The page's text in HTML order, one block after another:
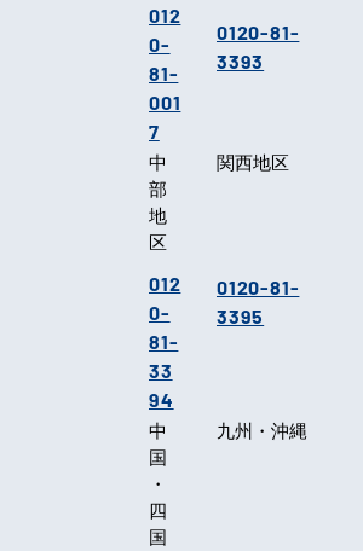
012
0-
81-
001
7
0120-81-
3393
中
部
地
区
012
0-
81-
33
94
関西地区
0120-81-
3395
中
国
・
四
国
九州・沖縄